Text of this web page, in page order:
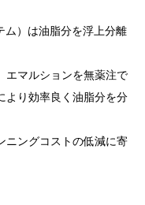
ム）は油脂分を浮上分離
エマルションを無薬注で
より効率良く油脂分を分
ニングコストの低減に寄